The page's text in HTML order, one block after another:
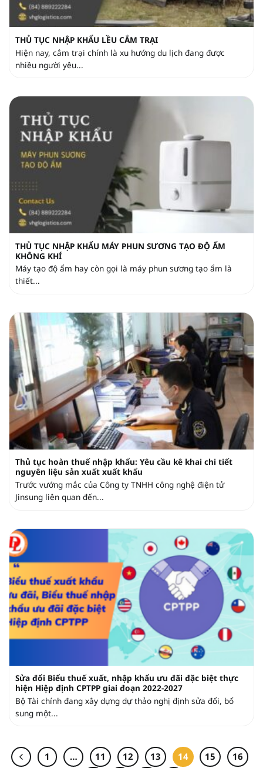
THỦ TỤC NHẬP KHẨU LỀU CẮM TRẠI
Hiện nay, cắm trại chính là xu hướng du lịch đang được
nhiều người yêu...
THỦ TỤC NHẬP KHẨU MÁY PHUN SƯƠNG TẠO ĐỘ ẨM
KHÔNG KHÍ
Máy tạo độ ẩm hay còn gọi là máy phun sương tạo ẩm là
thiết...
Thủ tục hoàn thuế nhập khẩu: Yêu cầu kê khai chi tiết
nguyên liệu sản xuất xuất khẩu
Trước vướng mắc của Công ty TNHH công nghệ điện tử
Jinsung liên quan đến...
Sửa đổi Biểu thuế xuất, nhập khẩu ưu đãi đặc biệt thực
hiện Hiệp định CPTPP giai đoạn 2022-2027
Bộ Tài chính đang xây dựng dự thảo nghị định sửa đổi, bổ
sung một...
1 … 11 12 13 14 15
16